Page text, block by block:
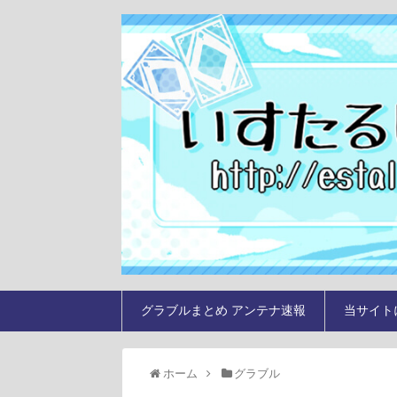
グラブルまとめ アンテナ速報 当サイ
ホーム グラブル